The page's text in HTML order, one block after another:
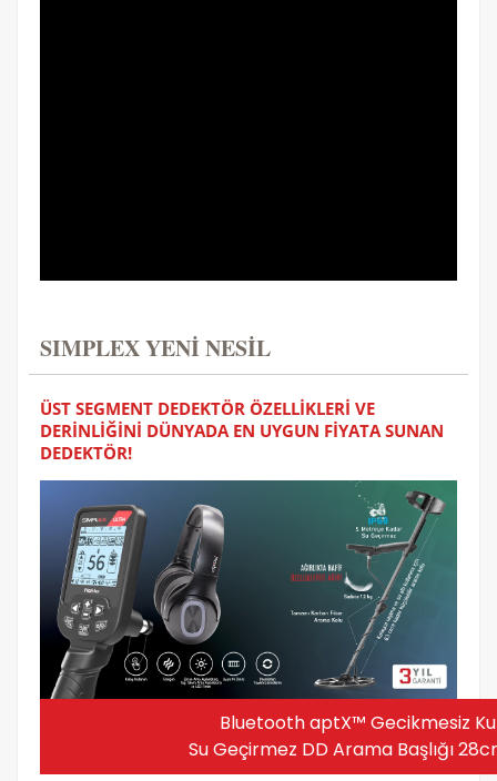
SIMPLEX YENİ NESİL
ÜST SEGMENT DEDEKTÖR ÖZELLİKLERİ VE
DERİNLİĞİNİ DÜNYADA EN UYGUN FİYATA SUNAN
DEDEKTÖR!
Bluetooth aptX™ Gecikmesiz
Su Geçirmez DD Arama Başlığı